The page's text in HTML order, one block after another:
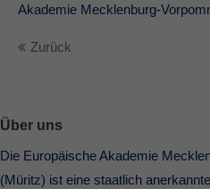
Akademie Mecklenburg-
Zurück
Über uns
Die Europäische Akademie
(Müritz) ist eine staatlich